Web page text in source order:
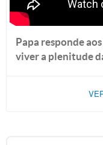
Papa responde
viver a plenitude